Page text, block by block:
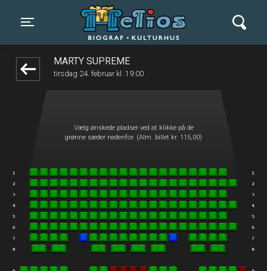
Toggle navigation
Helios Biograf og Kulturhus
MARTY SUPREME
tirsdag 24. februar kl. 19:00
Vælg ønskede pladser ved at klikke på de
grønne sæder nedenfor. (Alm. billet kr. 115,00)
front05-temp 082107